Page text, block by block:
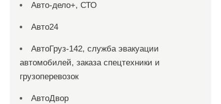
Авто-дело+, СТО
Авто24
АвтоГруз-142, служба эвакуации
автомобилей, заказа спецтехники и
грузоперевозок
АвтоДвор